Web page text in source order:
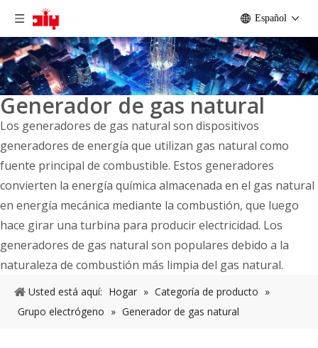
Español
Generador de gas natural
Los generadores de gas natural son dispositivos
generadores de energía que utilizan gas natural como
fuente principal de combustible. Estos generadores
convierten la energía química almacenada en el gas natural
en energía mecánica mediante la combustión, que luego
hace girar una turbina para producir electricidad. Los
generadores de gas natural son populares debido a la
naturaleza de combustión más limpia del gas natural.
Usted está aquí: Hogar » Categoría de producto »
Grupo electrógeno » Generador de gas natural